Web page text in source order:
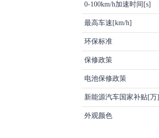
0-100km/h加速时间[s]
最高车速[km/h]
环保标准
保修政策
电池保修政策
新能源汽车国家补贴[万]
外观颜色